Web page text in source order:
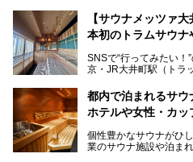
となっている新しいス
最近、SNSやメディア
本記事では、そもそも
いおしゃれな名店15選
します。
【サウナメッツァ
本初のトラムサウナ
SNSで“行ってみたい！
京・JR大井町駅（トラ
ツァ大井町トラックス
ポ―トします。
都内で泊まれるサ
ホテルや女性・カッ
個性豊かなサウナがひ
業のサウナ施設や泊ま